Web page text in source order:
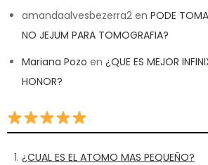
amandaalvesbezerra2 en PODE
NO JEJUM PARA TOMOGRAFIA?
Mariana Pozo en ¿QUE ES MEJOR
HONOR?
¿CUAL ES EL ATOMO MAS PEQUEÑO?